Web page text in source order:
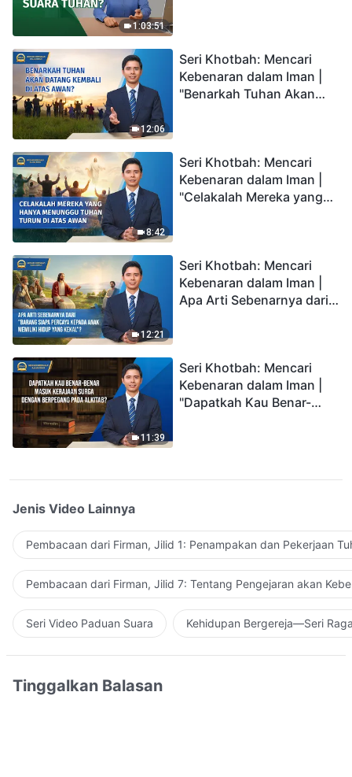
1:03:51
12:06
Seri Khotbah: Mencari
Kebenaran dalam Iman |
"Benarkah Tuhan Akan
8:42
Seri Khotbah: Mencari
Kebenaran dalam Iman |
"Celakalah Mereka yang
12:21
Seri Khotbah: Mencari
Kebenaran dalam Iman |
Apa Arti Sebenarnya dari
11:39
Seri Khotbah: Mencari
Kebenaran dalam Iman |
"Dapatkah Kau Benar-
Jenis Video Lainnya
Pembacaan dari Firman, Jilid 1: Penampakan dan Pekerjaan
Pembacaan dari Firman, Jilid 7: Tentang Pengejaran akan
Seri Video Paduan Suara Kehidupan Bergereja—Seri
Tinggalkan Balasan